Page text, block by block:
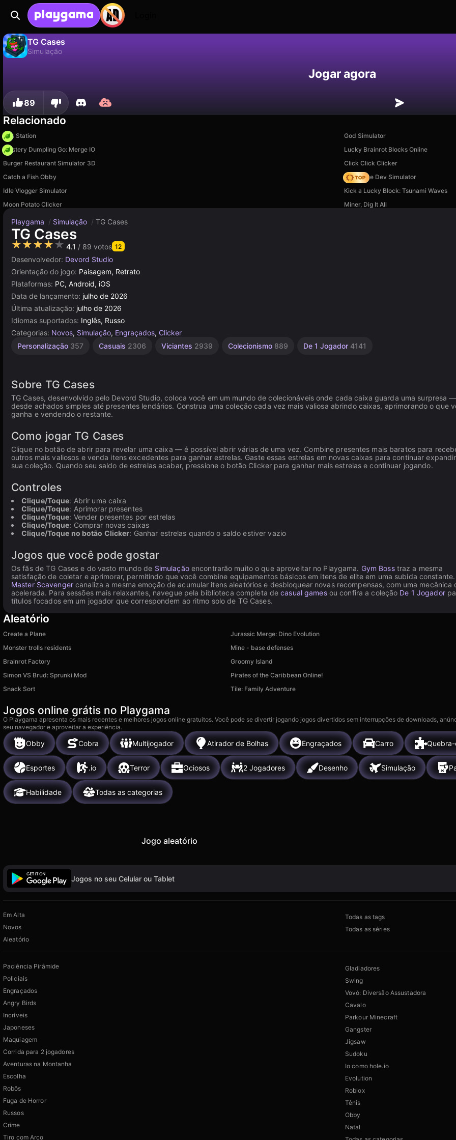
TG Cases
Simulação
Jogar agora
89
Relacionado
Gas Station
God Simulator
Mystery Dumpling Go: Merge IO
Lucky Brainrot Blocks Online
Burger Restaurant Simulator 3D
Click Click Clicker
Catch a Fish Obby
Idle Game Dev Simulator
Idle Vlogger Simulator
Kick a Lucky Block: Tsunami Waves
Moon Potato Clicker
Miner, Dig It All
Playgama / Simulação / TG Cases
TG Cases
★★★★★ 4.1 / 89 votos 12
Desenvolvedor: Devord Studio
Orientação do jogo: Paisagem, Retrato
Plataformas: PC, Android, iOS
Data de lançamento: julho de 2026
Última atualização: julho de 2026
Idiomas suportados: Inglês, Russo
Categorias: Novos, Simulação, Engraçados, Clicker
Personalização 357 Casuais 2306 Viciantes 2939 Colecionismo 889 De 1 Jogador 4141
Sobre TG Cases
TG Cases, desenvolvido pelo Devord Studio, coloca você em um mundo de colecionáveis onde cada caixa guarda uma surpresa —
desde achados simples até presentes lendários. Construa uma coleção cada vez mais valiosa abrindo caixas, aprimorando o que
ganha e vendendo o restante.
Como jogar TG Cases
Clique no botão de abrir para revelar uma caixa — é possível abrir várias de uma vez. Combine presentes mais baratos para
outros mais valiosos e venda itens excedentes para ganhar estrelas. Gaste essas estrelas em novas caixas para continuar
sua coleção. Quando seu saldo de estrelas acabar, pressione o botão Clicker para ganhar mais estrelas e continuar jogando.
Controles
Clique/Toque: Abrir uma caixa
Clique/Toque: Aprimorar presentes
Clique/Toque: Vender presentes por estrelas
Clique/Toque: Comprar novas caixas
Clique/Toque no botão Clicker: Ganhar estrelas quando o saldo estiver vazio
Jogos que você pode gostar
Os fãs de TG Cases e do vasto mundo de Simulaçãoencontrarão muito o que aproveitar no Playgama. Gym Bosstraz a mesma
satisfação de coletar e aprimorar, permitindo que você combine equipamentos básicos em itens de elite em uma subida constante.
Master Scavengercanaliza a mesma emoção de acumular itens aleatórios e desbloquear novas recompensas, com uma mecânica
acelerada. Para sessões mais relaxantes, navegue pela biblioteca completa decasual gamesou confira a coleção De 1 Jogador
títulos focados em um jogador que correspondem ao ritmo solo de TG Cases.
Aleatório
Create a Plane Jurassic Merge: Dino Evolution
Monster trolls residents
Mine - base defenses
Brainrot Factory
Groomy Island
Simon VS Brud: Sprunki Mod
Pirates of the Caribbean Online!
Snack Sort
Tile: Family Adventure
Jogos online grátis no Playgama
O Playgama apresenta os mais recentes e melhores jogos online gratuitos. Você pode se divertir jogando jogos divertidos sem interrupções de downloads,
seu navegador e aproveitar a experiência.
Obby Cobra Multijogador Atirador de Bolhas Engraçados Carro
Esportes .io Terror Ociosos 2 Jogadores Desenho Simulação
Habilidade Todas as categorias
Jogo aleatório
Jogos no seu Celular ou Tablet
Em Alta
Novos
Aleatório
Todas as tags
Todas as séries
Paciência Pirâmide
Policiais
Engraçados
Angry Birds
Incríveis
Japoneses
Maquiagem
Corrida para 2 jogadores
Aventuras na Montanha
Escolha
Robôs
Fuga de Horror
Russos
Crime
Tiro com Arco
Gladiadores
Swing
Vovó: Diversão Assustadora
Cavalo
Parkour Minecraft
Gangster
Jigsaw
Sudoku
Io como hole.io
Evolution
Roblox
Tênis
Obby
Natal